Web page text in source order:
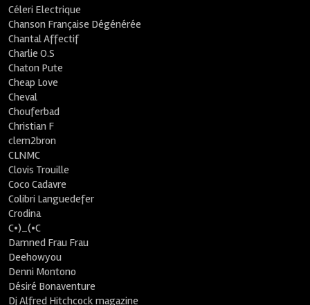
Céleri Electrique
Chanson Française Dégénérée
Chantal Affectif
Charlie O.S
Chaton Pute
Cheap Love
Cheval
Chouferbad
Christian F
clem2bron
CLNMC
Clovis Trouille
Coco Cadavre
Colibri Languedefer
Crodina
C•)_(•C
Damned Frau Frau
Deehowyou
Denni Montono
Désiré Bonaventure
Dj Alfred Hitchcock magazine